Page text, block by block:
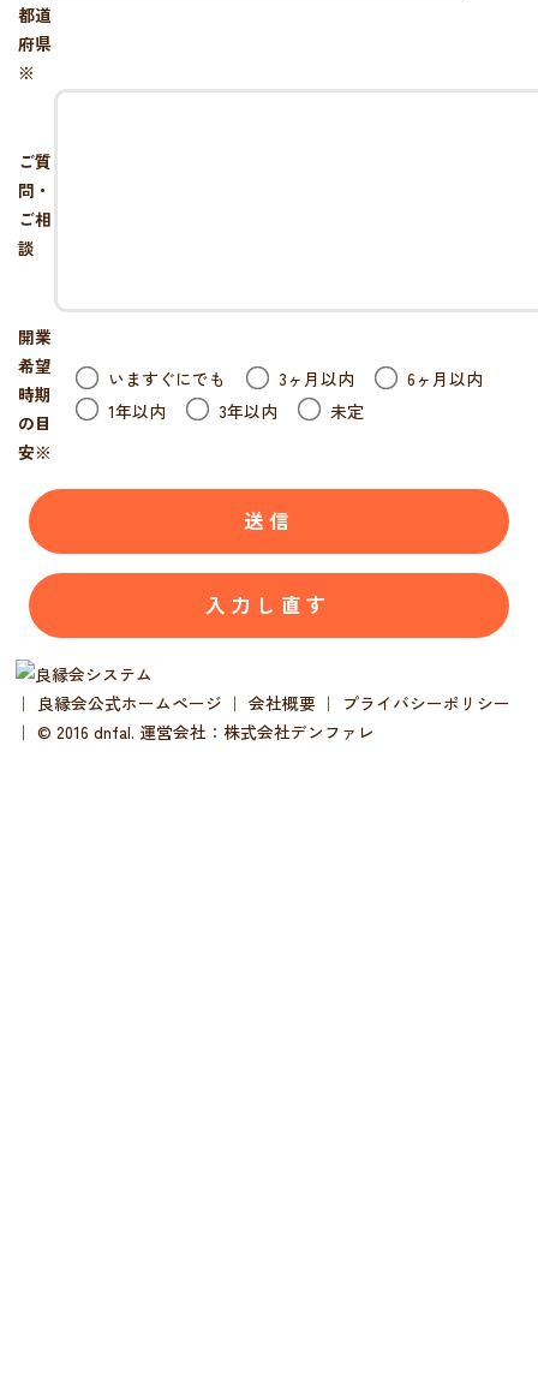
都道
府県
※
ご質
問・
ご相
談
開業
希望
時期
の目
安※
いますぐにでも 3ヶ月以内
6ヶ月以内
1年以内
3年以内 未定
｜ 良縁会公式ホームページ ｜会社概要 ｜ プライバシーポリシー
｜ © 2016 dnfal. 運営会社：株式会社デンファレ